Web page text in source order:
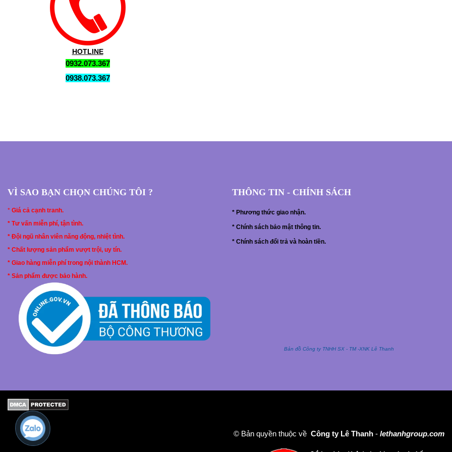
HOTLINE
0932.073.367
0938.073.367
VÌ SAO BẠN CHỌN CHÚNG TÔI ?
* Giá cả cạnh tranh.
* Tư vấn miễn phí, tận tình.
* Đội ngũ nhân viên năng động, nhiệt tình.
* Chất lượng sản phẩm vượt trội, uy tín.
* Giao hàng miễn phí trong nội thành HCM.
* Sản phẩm được bảo hành.
THÔNG TIN - CHÍNH SÁCH
* Phương thức giao nhận.
* Chính sách bảo mật thông tin.
* Chính sách đổi trả và hoàn tiền.
Bản đồ Công ty TNHH SX - TM -XNK Lê Thanh
© Bản quyền thuộc về Công ty Lê Thanh - lethanhgroup.com